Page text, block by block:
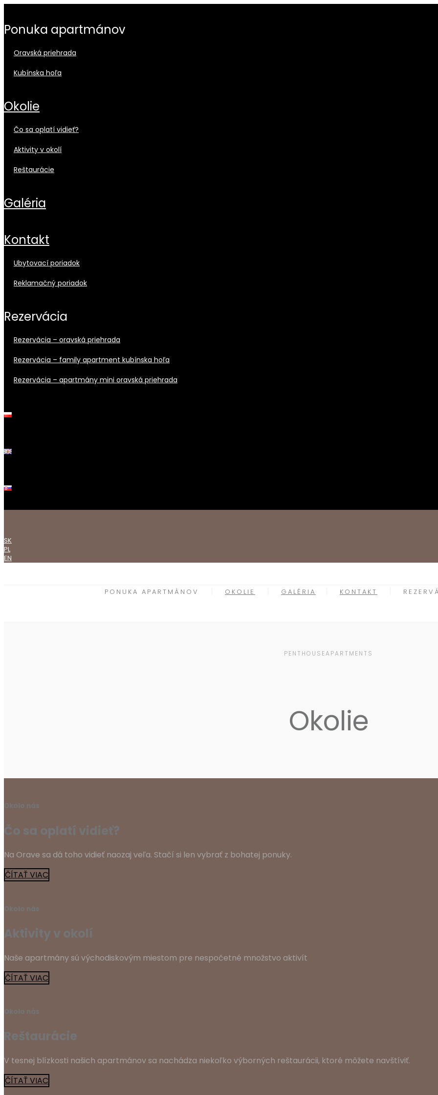
ponuka apartmánov
oravská priehrada
kubínska hoľa
okolie
čo sa oplatí vidieť?
aktivity v okolí
reštaurácie
galéria
kontakt
ubytovací poriadok
reklamačný poriadok
rezervácia
rezervácia – oravská priehrada
rezervácia – family apartment kubínska hoľa
rezervácia – apartmány mini oravská priehrada
SK
PL
EN
PONUKA APARTMÁNOV OKOLIE GALÉRIA KONTAKT
PENTHOUSEAPARTMENTS
Okolie
Okolo nás
Čo sa oplatí vidieť?
Na Orave sa dá toho vidieť naozaj veľa. Stačí si len vybrať z bohatej ponuky.
ČÍTAŤ VIAC
Okolo nás
Aktivity v okolí
Naše apartmány sú východiskovým miestom pre nespočetné množstvo aktivít
ČÍTAŤ VIAC
Okolo nás
Reštaurácie
V tesnej blízkosti našich apartmánov sa nachádza niekoľko výborných reštaurácii, ktoré môžete navštíviť.
ČÍTAŤ VIAC